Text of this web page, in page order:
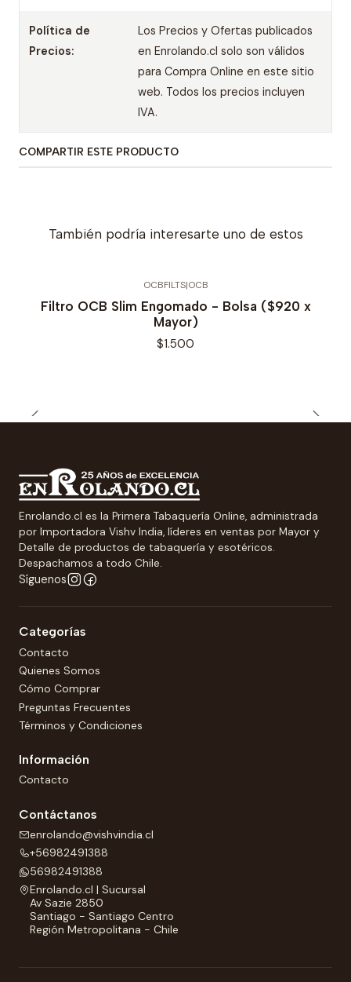
Política de
Precios:
Los Precios y Ofertas publicados
en Enrolando.cl solo son válidos
para Compra Online en este sitio
web. Todos los precios incluyen
IVA.
COMPARTIR ESTE PRODUCTO
También podría interesarte uno de estos
OCBFILTS|OCB
Filtro OCB Slim Engomado - Bolsa ($920 x
Mayor)
$1.500
Enrolando.cl es la Primera Tabaquería Online, administrada
por Importadora Vishv India, líderes en ventas por Mayor y
Detalle de productos de tabaquería y esotéricos.
Despachamos a todo Chile.
Síguenos
Categorías
Contacto
Quienes Somos
Cómo Comprar
Preguntas Frecuentes
Términos y Condiciones
Información
Contacto
Contáctanos
enrolando@vishvindia.cl
+56982491388
56982491388
Enrolando.cl | Sucursal
Av Sazie 2850
Santiago - Santiago Centro
Región Metropolitana - Chile